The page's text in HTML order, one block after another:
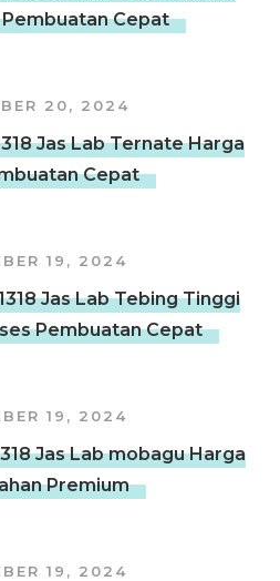
Cepat
20, 2024
Jas Lab Ternate Harga
Cepat
19, 2024
Jas Lab Tebing Tinggi
Pembuatan Cepat
19, 2024
Jas Lab mobagu Harga
Premium
19, 2024